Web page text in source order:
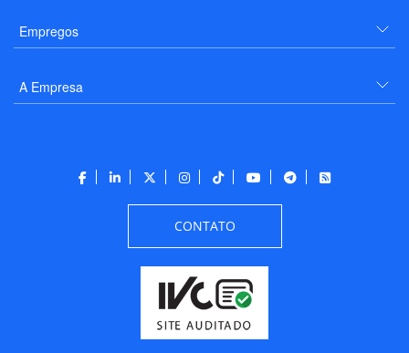
Empregos
A Empresa
CONTATO